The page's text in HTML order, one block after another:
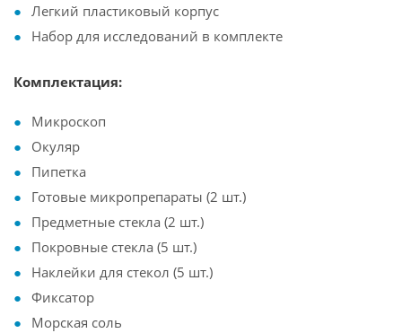
Легкий пластиковый корпус
Набор для исследований в комплекте
Комплектация:
Микроскоп
Окуляр
Пипетка
Готовые микропрепараты (2 шт.)
Предметные стекла (2 шт.)
Покровные стекла (5 шт.)
Наклейки для стекол (5 шт.)
Фиксатор
Морская соль